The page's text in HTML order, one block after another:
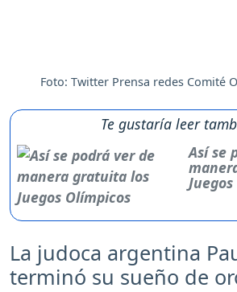
Foto: Twitter Prensa redes Comité
Te gustaría leer
Así se
La judoca argentina
terminó su sueño de